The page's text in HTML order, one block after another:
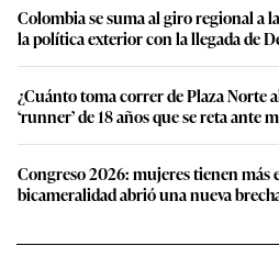
Colombia se suma al giro regional a
la política exterior con la llegada de
¿Cuánto toma correr de Plaza Norte
‘runner’ de 18 años que se reta ante
Congreso 2026: mujeres tienen más
bicameralidad abrió una nueva